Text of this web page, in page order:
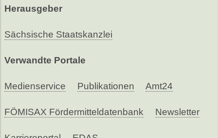
Herausgeber
Sächsische Staatskanzlei
Verwandte Portale
Medienservice Publikationen Amt24
FÖMISAX Fördermitteldatenbank Newsletter